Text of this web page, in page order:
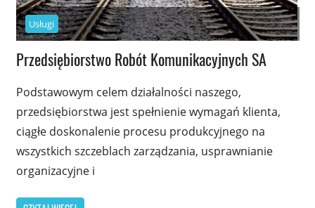
Usługi
Przedsiębiorstwo Robót Komunikacyjnych SA
Podstawowym celem działalności naszego,
przedsiębiorstwa jest spełnienie wymagań klienta,
ciągłe doskonalenie procesu produkcyjnego na
wszystkich szczeblach zarządzania, usprawnianie
organizacyjne i